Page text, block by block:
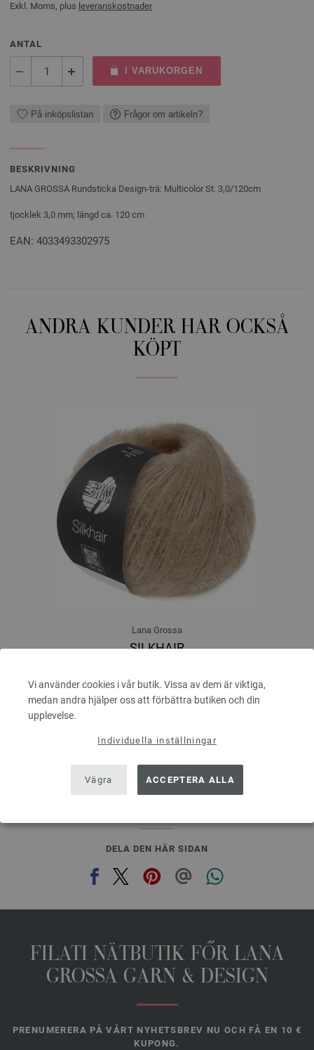
Vi använder cookies i vår butik. Vissa av dem är viktiga,
medan andra hjälper oss att förbättra butiken och din
upplevelse.
Individuella inställningar
Vägra ACCEPTERA ALLA
Exkl. Moms, plus leveranskostnader
ANTAL
I VARUKORGEN
På inköpslistan Frågor om artikeln?
BESKRIVNING
LANA GROSSA Rundsticka Design-trä: Multicolor St. 3,0/120cm
tjocklek 3,0 mm; längd ca. 120 cm
EAN: 4033493302975
ANDRA KUNDER HAR OCKSÅ
KÖPT
Lana Grossa
SILKHAIR
Löplängd: ca. 210 m / 25 g
Tjocklek på stickor: 4,5 - 5
Exkl. Moms, plus leveranskostnader, Baspris:
DELA DEN HÄR SIDAN
FILATI NÄTBUTIK FŐR LANA
GROSSA GARN & DESIGN
PRENUMERERA PÅ VÅRT NYHETSBREV NU OCH FÅ EN 10 €
KUPONG.